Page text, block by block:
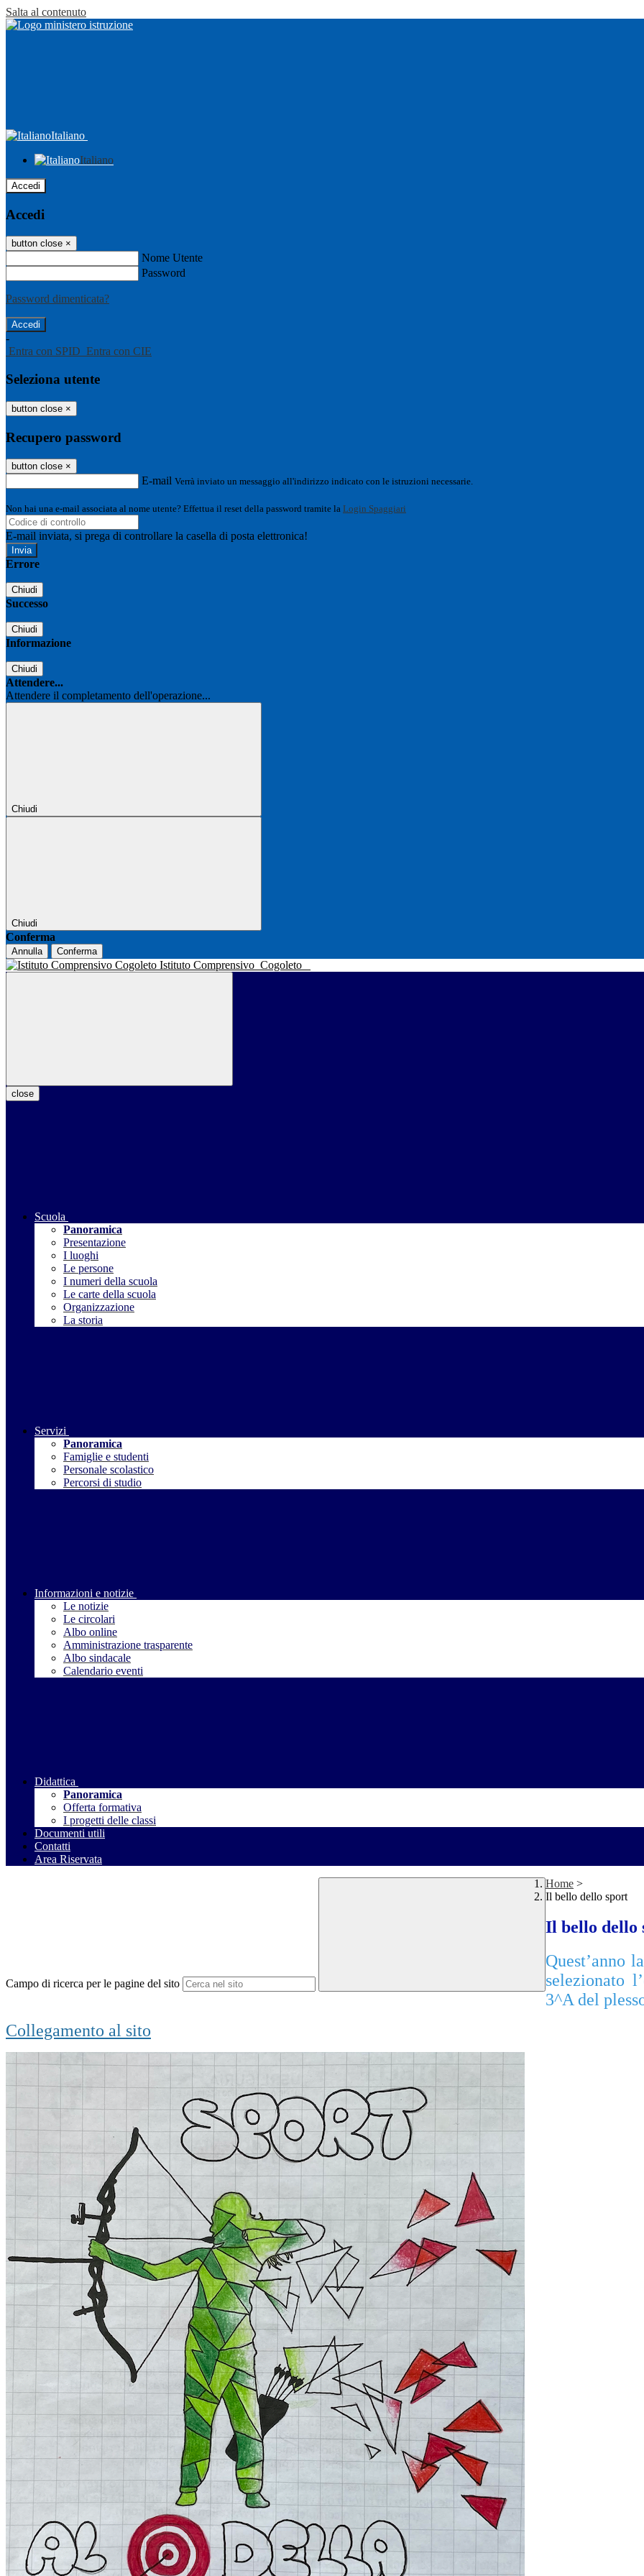
Salta al contenuto
Italiano
Italiano
Accedi
Accedi
button close ×
Nome Utente
Password
Password dimenticata?
-
Entra con SPID Entra con CIE
Seleziona utente
button close ×
Recupero password
button close ×
E-mail Verrà inviato un messaggio all'indirizzo indicato con le istruzioni necessarie.
Non hai una e-mail associata al nome utente? Effettua il reset della password tramite la Login Spaggiari
E-mail inviata, si prega di controllare la casella di posta elettronica!
Errore
Chiudi
Successo
Chiudi
Informazione
Chiudi
Attendere...
Attendere il completamento dell'operazione...
Chiudi
Chiudi
Conferma
Annulla Conferma
Istituto Comprensivo Cogoleto
close
Scuola
Panoramica
Presentazione
I luoghi
Le persone
I numeri della scuola
Le carte della scuola
Organizzazione
La storia
Servizi
Panoramica
Famiglie e studenti
Personale scolastico
Percorsi di studio
Informazioni e notizie
Le notizie
Le circolari
Albo online
Amministrazione trasparente
Albo sindacale
Calendario eventi
Didattica
Panoramica
Offerta formativa
I progetti delle classi
Documenti utili
Contatti
Area Riservata
Campo di ricerca per le pagine del sito
Home >
Il bello dello sport
Il bello dello
Quest’anno
selezionato
3^A del
Collegamento al sito